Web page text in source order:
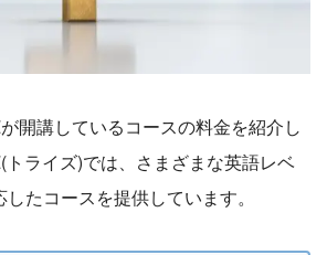
開講しているコースの料金を紹介し
ライズ)では、さまざまな英語レベ
たコースを提供しています。